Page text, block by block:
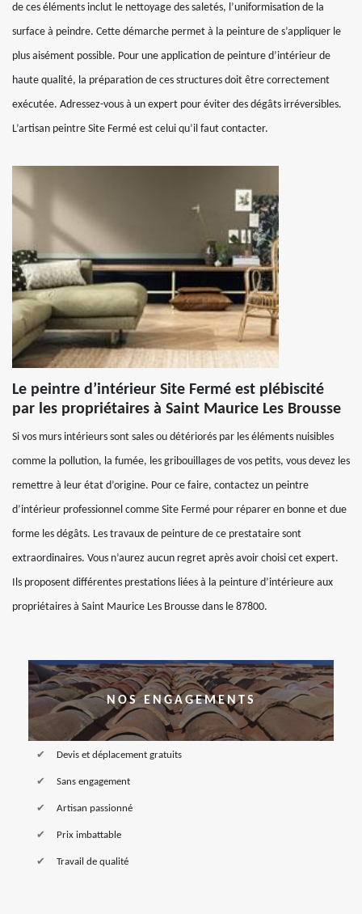
de ces éléments inclut le nettoyage des saletés, l’uniformisation de la
surface à peindre. Cette démarche permet à la peinture de s’appliquer le
plus aisément possible. Pour une application de peinture d’intérieur de
haute qualité, la préparation de ces structures doit être correctement
exécutée. Adressez-vous à un expert pour éviter des dégâts irréversibles.
L’artisan peintre Site Fermé est celui qu’il faut contacter.
Le peintre d’intérieur Site Fermé est plébiscité
par les propriétaires à Saint Maurice Les Brousse
Si vos murs intérieurs sont sales ou détériorés par les éléments nuisibles
comme la pollution, la fumée, les gribouillages de vos petits, vous devez les
remettre à leur état d’origine. Pour ce faire, contactez un peintre
d’intérieur professionnel comme Site Fermé pour réparer en bonne et due
forme les dégâts. Les travaux de peinture de ce prestataire sont
extraordinaires. Vous n’aurez aucun regret après avoir choisi cet expert.
Ils proposent différentes prestations liées à la peinture d’intérieure aux
propriétaires à Saint Maurice Les Brousse dans le 87800.
NOS ENGAGEMENTS
Devis et déplacement gratuits
Sans engagement
Artisan passionné
Prix imbattable
Travail de qualité